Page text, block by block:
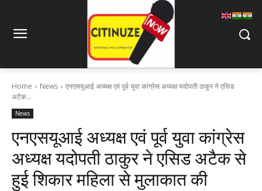
Home News
एनएसयूआई अध्यक्ष एवं पूर्व युवा कांग्रेस अध्यक्ष यदोपती ठाकुर ने एसिड
अटैक...
News
एनएसयूआई अध्यक्ष एवं पूर्व युवा कांग्रेस
अध्यक्ष यदोपती ठाकुर ने एसिड अटैक से
हुई शिकार महिला से मुलाकात की